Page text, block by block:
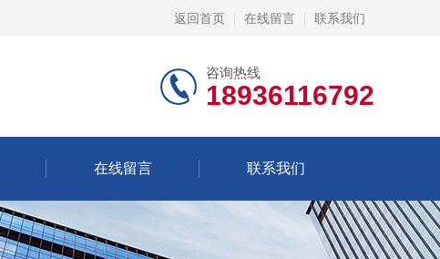
返回首页 在线留言 联系我们
咨询热线
18936116792
在线留言 联系我们